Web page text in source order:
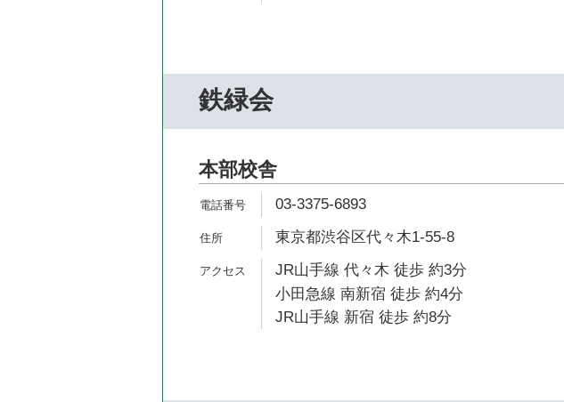
鉄緑会
本部校舎
03-3375-6893
東京都渋谷区代々木1-55-8
JR山手線 代々木 徒歩 約3分
小田急線 南新宿 徒歩 約4分
JR山手線 新宿 徒歩 約8分